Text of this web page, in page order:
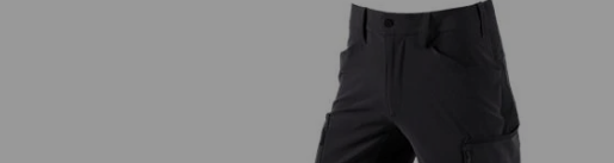
Short e.s.vision stretch, heren